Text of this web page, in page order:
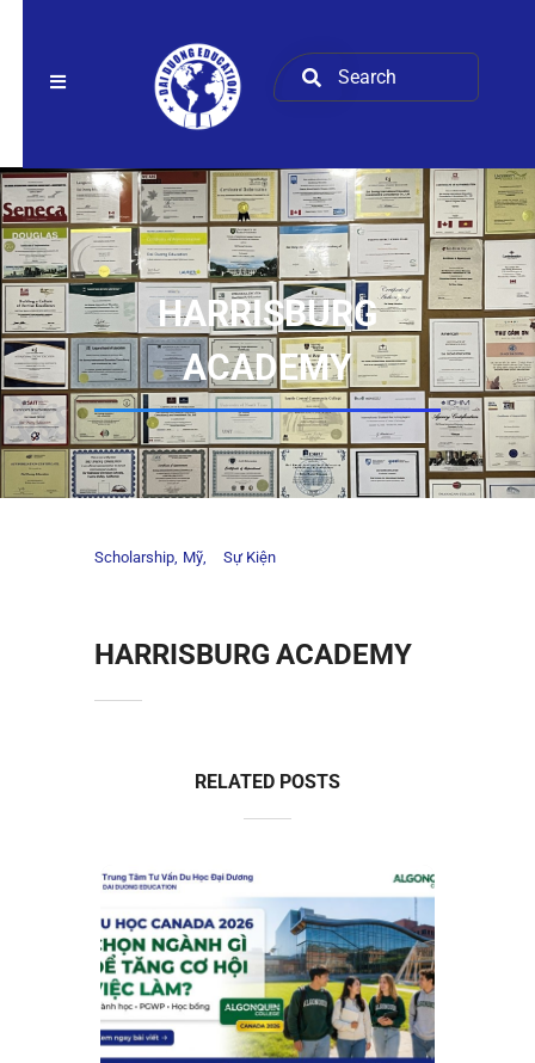
HARRISBURG
ACADEMY
Scholarship Mỹ Sự Kiện
HARRISBURG ACADEMY
RELATED POSTS